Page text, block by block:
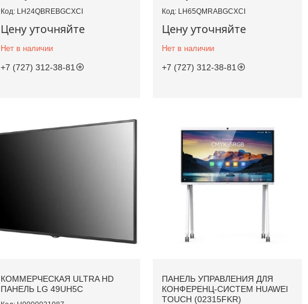
LH24QBREBGCXCI
Цену уточняйте
Нет в наличии
+7 (727) 312-38-81
LH65QMRABGCXCI
Цену уточняйте
Нет в наличии
+7 (727) 312-38-81
КОММЕРЧЕСКАЯ ULTRA HD
ПАНЕЛЬ LG 49UH5C
ПАНЕЛЬ УПРАВЛЕНИЯ ДЛЯ
КОНФЕРЕНЦ-СИСТЕМ HUAWEI
TOUCH (02315FKR)